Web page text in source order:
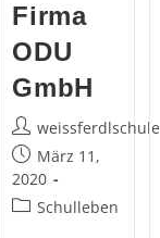
Firma
ODU
GmbH
Beitrags-
Autor:
weissferdlschule
Beitrag
veröffentlicht:
März 11,
2020
Beitrags-
Schulleben